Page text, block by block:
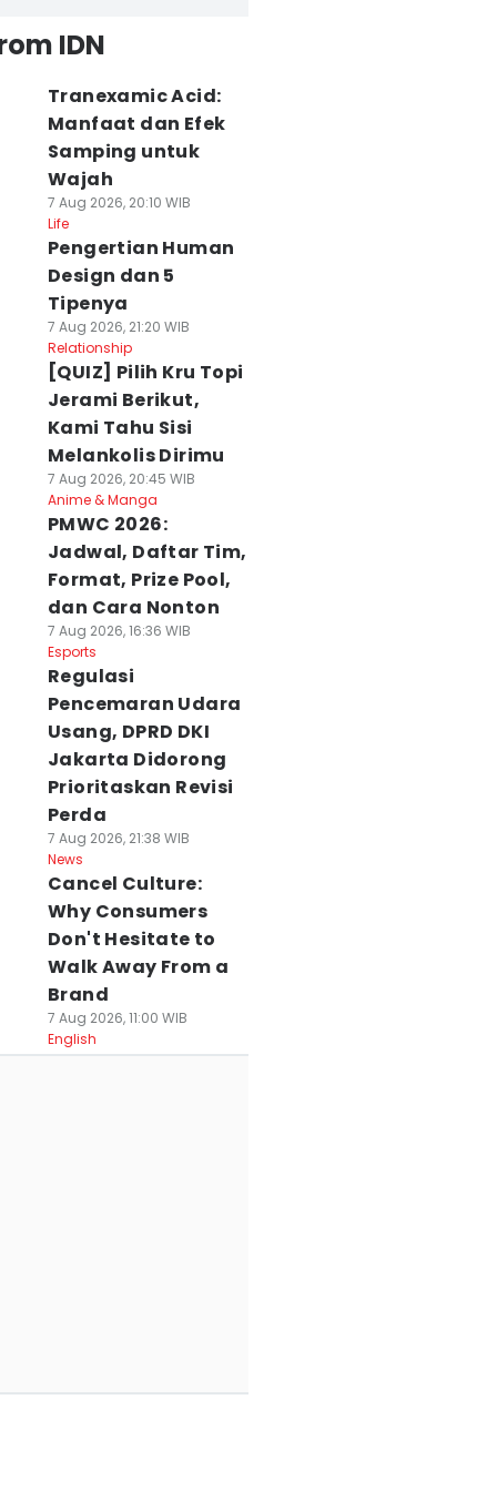
IDN
Tranexamic Acid:
Manfaat dan Efek
Samping untuk
Wajah
7 Aug 2026, 20:10 WIB
Life
Pengertian Human
Design dan 5
Tipenya
7 Aug 2026, 21:20 WIB
Relationship
[QUIZ] Pilih Kru Topi
Jerami Berikut,
Kami Tahu Sisi
Melankolis Dirimu
7 Aug 2026, 20:45 WIB
Anime & Manga
PMWC 2026:
Jadwal, Daftar Tim,
Format, Prize Pool,
dan Cara Nonton
7 Aug 2026, 16:36 WIB
Esports
Regulasi
Pencemaran Udara
Usang, DPRD DKI
Jakarta Didorong
Prioritaskan Revisi
Perda
7 Aug 2026, 21:38 WIB
News
Cancel Culture:
Why Consumers
Don't Hesitate to
Walk Away From a
Brand
7 Aug 2026, 11:00 WIB
English